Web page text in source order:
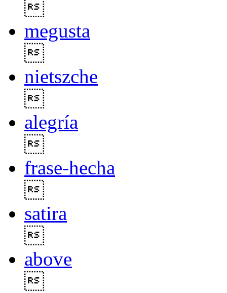
megusta
nietszche
alegría
frase-hecha
satira
above